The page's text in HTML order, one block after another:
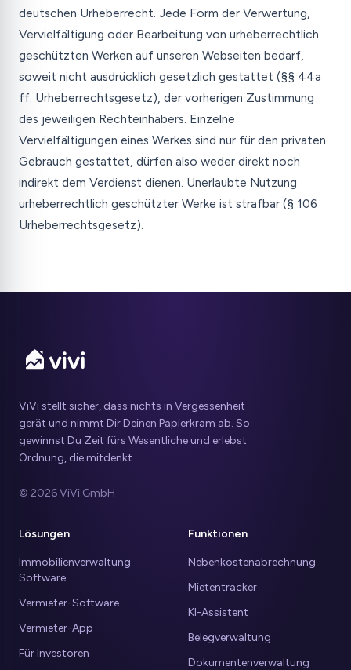
deutschen Urheberrecht. Jede Form der Verwertung,
Vervielfältigung oder Bearbeitung von urheberrechtlich
geschützten Werken auf unseren Webseiten bedarf,
soweit nicht ausdrücklich gesetzlich gestattet (§§ 44a
ff. Urheberrechtsgesetz), der vorherigen Zustimmung
des jeweiligen Rechteinhabers. Einzelne
Vervielfältigungen eines Werkes sind nur für den privaten
Gebrauch gestattet, dürfen also weder direkt noch
indirekt dem Verdienst dienen. Unerlaubte Nutzung
urheberrechtlich geschützter Werke ist strafbar (§ 106
Urheberrechtsgesetz).
ViVi stellt sicher, dass nichts in Vergessenheit
gerät und nimmt Dir Deinen Papierkram ab. So
gewinnst Du Zeit fürs Wesentliche und erlebst
Ordnung, die mitdenkt.
© 2026 ViVi GmbH
Funktionen
Nebenkostenabrechnung
Mietentracker
KI-Assistent
Belegverwaltung
Dokumentenverwaltung
Lösungen
Immobilienverwaltung
Software
Vermieter-Software
Vermieter-App
Für Investoren